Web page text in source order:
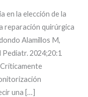
en la elección de la
reparación quirúrgica
Alamillos M,
Pediatr. 2024;20:1
una […]